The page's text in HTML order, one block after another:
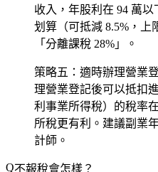
收入，年股利在 94 萬
划算（可抵減 8.5%，上
「分離課稅 28%」。
策略五：適時辦理營業
理營業登記後可以抵扣
利事業所得稅）的稅率
所稅更有利。建議副業
計師。
不報稅會怎樣？